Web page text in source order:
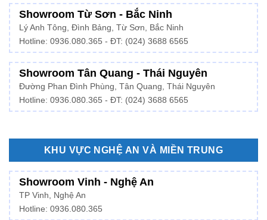
Showroom Từ Sơn - Bắc Ninh
Lý Anh Tông, Đình Bảng, Từ Sơn, Bắc Ninh
Hotline: 0936.080.365 - ĐT: (024) 3688 6565
Showroom Tân Quang - Thái Nguyên
Đường Phan Đình Phùng, Tân Quang, Thái Nguyên
Hotline: 0936.080.365 - ĐT: (024) 3688 6565
KHU VỰC NGHỆ AN VÀ MIỀN TRUNG
Showroom Vinh - Nghệ An
TP Vinh, Nghệ An
Hotline: 0936.080.365